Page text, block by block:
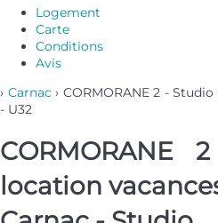
Logement
Carte
Conditions
Avis
› Carnac› CORMORANE 2 -
- U32
location